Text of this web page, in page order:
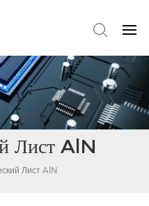
Лист AlN
Лист AlN